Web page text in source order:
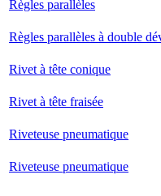
Règles parallèles
Règles parallèles à double
Rivet à tête conique
Rivet à tête fraisée
Riveteuse pneumatique
Riveteuse pneumatique